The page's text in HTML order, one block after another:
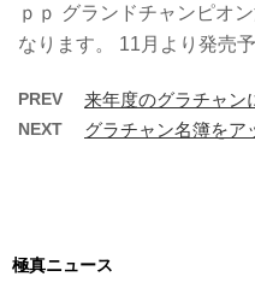
ｐｐ グランドチャンピオ
なります。 11月より発売
PREV 来年度のグラチャン
NEXT グラチャン名簿をア
極真ニュース